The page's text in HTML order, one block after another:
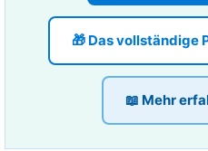
🎁 Das vollständige
📖 Mehr